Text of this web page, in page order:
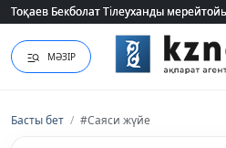
Тоқаев Бекболат Тілеуханды
Тоқаев Бекболат Тілеуханды
МӘЗІР
Басты бет / #Саяси жүйе